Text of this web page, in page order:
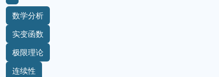
数学分析
实变函数
极限理论
连续性